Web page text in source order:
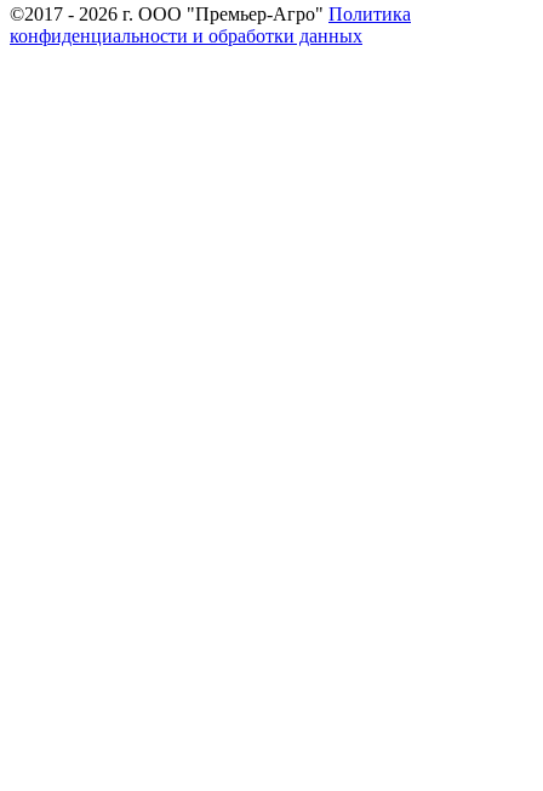
©2017 - 2026 г. ООО "Премьер-Агро" Политика
конфиденциальности и обработки данных